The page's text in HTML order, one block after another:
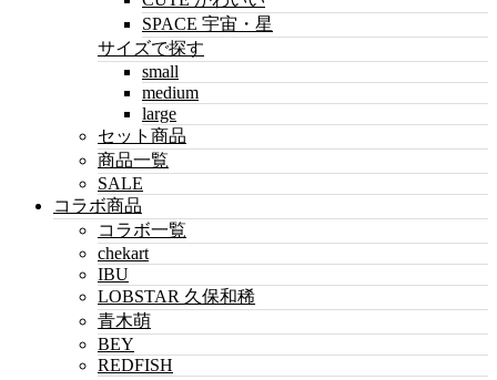
SPACE 宇宙・星
サイズで探す
small
medium
large
セット商品
商品一覧
SALE
コラボ商品
コラボ一覧
chekart
IBU
LOBSTAR 久保和稀
青木萌
BEY
REDFISH